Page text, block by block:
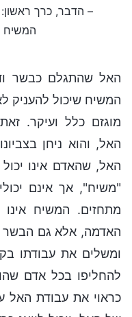
– הדבר, כרך
המשיח
האל שהתגלם כבשר
המשיח שיכול להעניק
מוגזם כלל ועיקר.
האל, והוא ניחן
האל, שהאדם אינו
"משיח", אך אינם
מתחזים. המשיח
האדמה, אלא גם הבשר
ומשלים את עבודתו
להחליפו בכל אדם
כראוי את עבודת האל